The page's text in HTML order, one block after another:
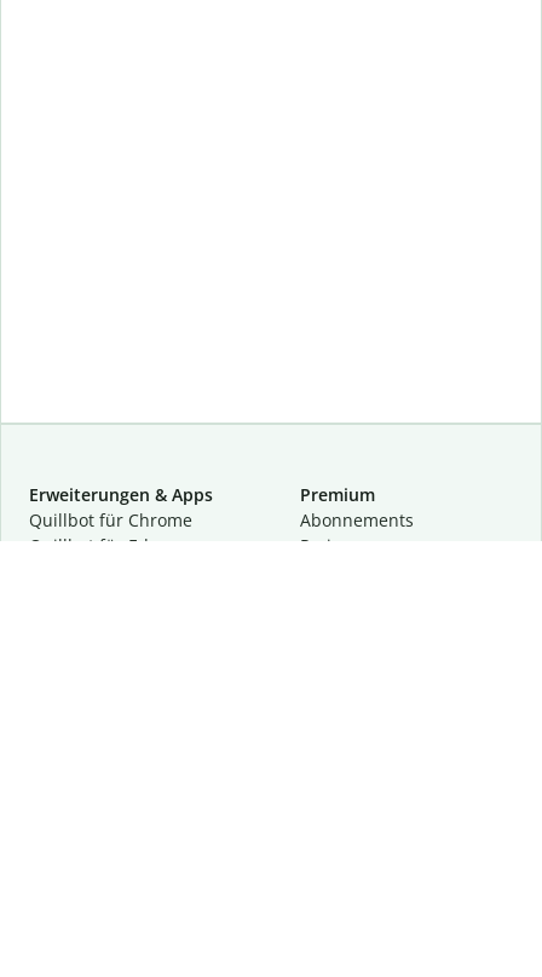
Erweiterungen & Apps
Quillbot für Chrome
Quillbot für Edge
Premium
Abon­ne­ments
Preise